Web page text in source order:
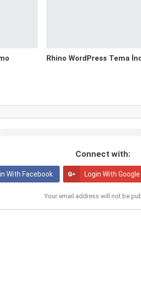
Rhino WordPress Tema
Connect with:
With Facebook Login With Google
Your email address will not be